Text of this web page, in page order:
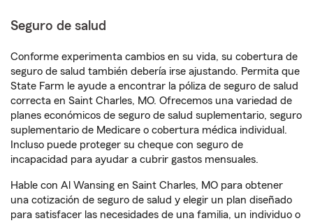
Seguro de salud
Conforme experimenta cambios en su vida, su cobertura de
seguro de salud también debería irse ajustando. Permita que
State Farm le ayude a encontrar la póliza de seguro de salud
correcta en Saint Charles, MO. Ofrecemos una variedad de
planes económicos de seguro de salud suplementario, seguro
suplementario de Medicare o cobertura médica individual.
Incluso puede proteger su cheque con seguro de
incapacidad para ayudar a cubrir gastos mensuales.
Hable con Al Wansing en Saint Charles, MO para obtener
una cotización de seguro de salud y elegir un plan diseñado
para satisfacer las necesidades de una familia, un individuo o